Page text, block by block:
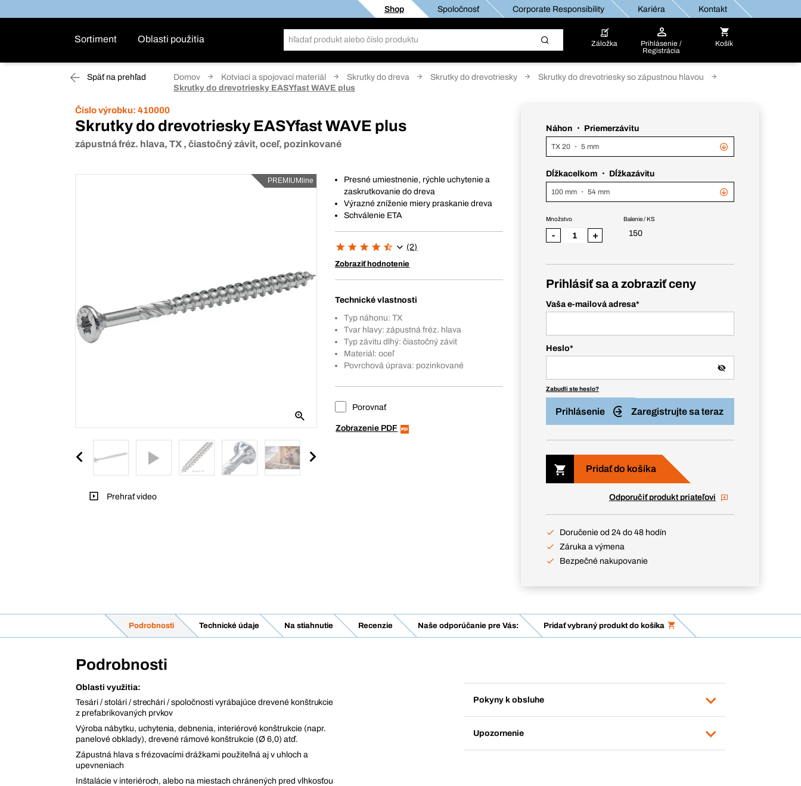
Shop Spoločnosť Corporate Responsibility Kariéra Kontakt
Sortiment Oblasti použitia Záložka
Prihlásenie /
Registrácia
Košík
Späť na prehľad Domov Kotviaci a spojovací materiál Skrutky do dreva Skrutky do drevotriesky
Skrutky do drevotriesky so zápustnou hlavou
Skrutky do drevotriesky EASYfast WAVE plus
Číslo výrobku: 410000
Skrutky do drevotriesky EASYfast WAVE plus
zápustná fréz. hlava, TX , čiastočný závit, oceľ, pozinkované
PREMIUMline
Prehrať video
Presné umiestnenie, rýchle uchytenie a
zaskrutkovanie do dreva
Výrazné zníženie miery praskanie dreva
Schválenie ETA
(2)
Zobraziť hodnotenie
Technické vlastnosti
Typ náhonu: TX
Tvar hlavy: zápustná fréz. hlava
Typ závitu dlhý: čiastočný závit
Materiál: oceľ
Povrchová úprava: pozinkované
Porovnať
Zobrazenie PDF
Náhon ・ Priemerzávitu
TX 20 ・ 5 mm
Dĺžkacelkom ・ Dĺžkazávitu
100 mm ・ 54 mm
Balenie / KS
150
Množstvo
- +
Prihlásiť sa a zobraziť ceny
Vaša e-mailová adresa*
Heslo*
Zabudli ste heslo?
Prihlásenie Zaregistrujte sa teraz
Pridať do košíka
Odporučiť produkt priateľovi
Doručenie od 24 do 48 hodín
Záruka a výmena
Bezpečné nakupovanie
Podrobnosti Technické údaje Na stiahnutie Recenzie Naše odporúčanie pre Vás: Pridať vybraný produkt do košíka
Podrobnosti
Oblasti využitia:
Tesári / stolári / strechári / spoločnosti vyrábajúce drevené konštrukcie
z prefabrikovaných prvkov
Výroba nábytku, uchytenia, debnenia, interiérové konštrukcie (napr.
panelové obklady), drevené rámové konštrukcie (Ø 6,0) atď.
Zápustná hlava s frézovacími drážkami použiteľná aj v uhloch a
upevneniach
Inštalácie v interiéroch, alebo na miestach chránených pred vlhkosťou
Pokyny k obsluhe
Upozornenie